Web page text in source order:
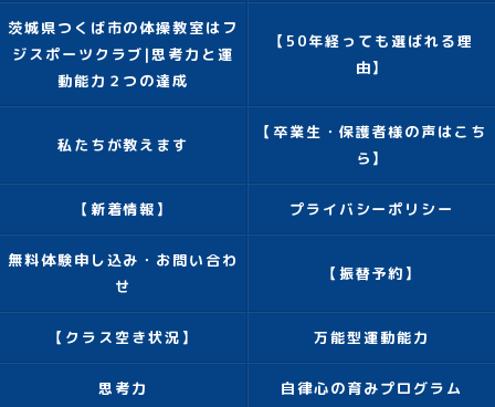
茨城県つくば市の体操教室はフ
ジスポーツクラブ|思考力と運
動能力２つの達成
【50年経っても選ばれる理
由】
私たちが教えます
【卒業生・保護者様の声はこち
ら】
【新着情報】 プライバシーポリシー
無料体験申し込み・お問い合わ
せ
【振替予約】
【クラス空き状況】 万能型運動能力
思考力 自律心の育みプログラム